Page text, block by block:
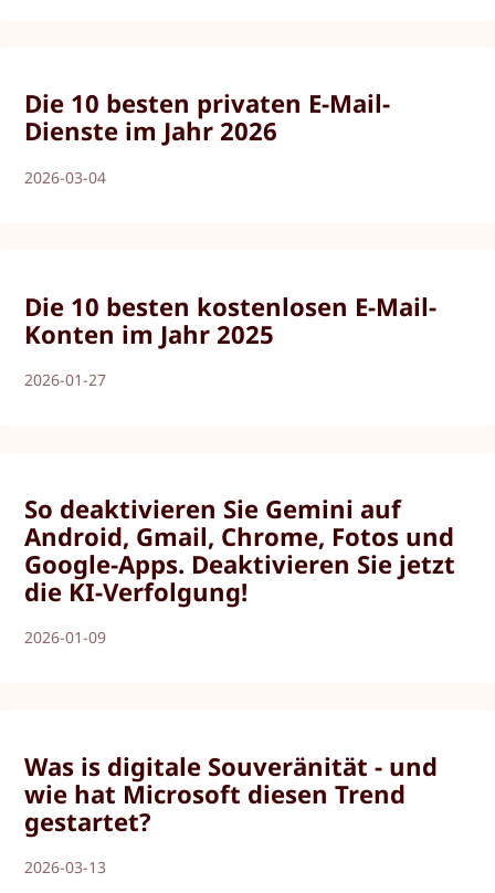
Die 10 besten privaten E-Mail-
Dienste im Jahr 2026
2026-03-04
Die 10 besten kostenlosen E-Mail-
Konten im Jahr 2025
2026-01-27
So deaktivieren Sie Gemini auf
Android, Gmail, Chrome, Fotos und
Google-Apps. Deaktivieren Sie jetzt
die KI-Verfolgung!
2026-01-09
Was is digitale Souveränität - und
wie hat Microsoft diesen Trend
gestartet?
2026-03-13